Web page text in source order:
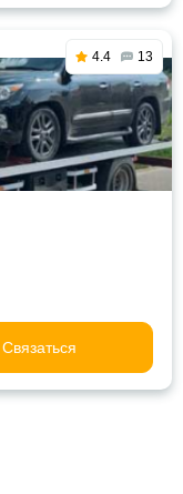
4.4 13
Связаться